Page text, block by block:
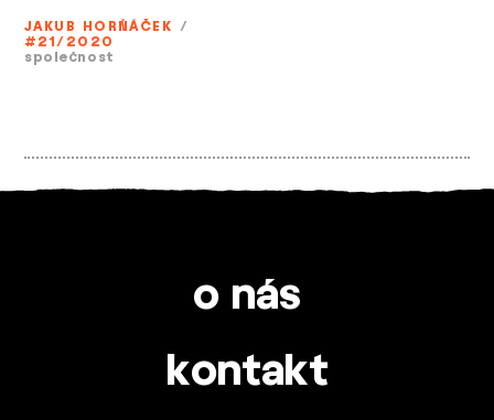
JAKUB HORŇÁČEK /
#21/2020
společnost
o nás
kontakt